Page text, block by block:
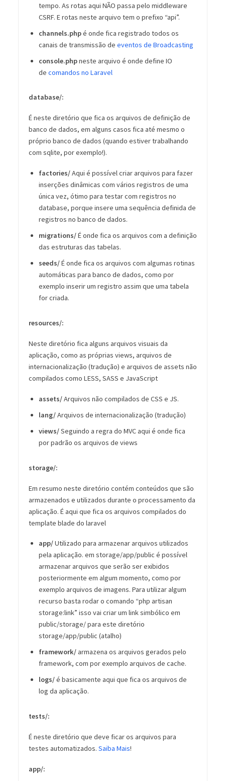
tempo. As rotas aqui NÃO passa pelo middleware
CSRF. E rotas neste arquivo tem o prefixo “api”.
channels.phpé onde fica registrado todos os
canais de transmissão de eventos de Broadcasting
console.phpneste arquivo é onde define IO
de comandos no Laravel
database/:
É neste diretório que fica os arquivos de definição de
banco de dados, em alguns casos fica até mesmo o
próprio banco de dados (quando estiver trabalhando
com sqlite, por exemplo!).
factories/Aqui é possível criar arquivos para fazer
inserções dinâmicas com vários registros de uma
única vez, ótimo para testar com registros no
database, porque insere uma sequência definida de
registros no banco de dados.
migrations/É onde fica os arquivos com a definição
das estruturas das tabelas.
seeds/É onde fica os arquivos com algumas rotinas
automáticas para banco de dados, como por
exemplo inserir um registro assim que uma tabela
for criada.
resources/:
Neste diretório fica alguns arquivos visuais da
aplicação, como as próprias views, arquivos de
internacionalização (tradução) e arquivos de assets não
compilados como LESS, SASS e JavaScript
assets/Arquivos não compilados de CSS e JS.
lang/Arquivos de internacionalização (tradução)
views/Seguindo a regra do MVC aqui é onde fica
por padrão os arquivos de views
storage/:
Em resumo neste diretório contém conteúdos que são
armazenados e utilizados durante o processamento da
aplicação. É aqui que fica os arquivos compilados do
template blade do laravel
app/Utilizado para armazenar arquivos utilizados
pela aplicação. em storage/app/public é possível
armazenar arquivos que serão ser exibidos
posteriormente em algum momento, como por
exemplo arquivos de imagens. Para utilizar algum
recurso basta rodar o comando “php artisan
storage:link” isso vai criar um link simbólico em
public/storage/ para este diretório
storage/app/public (atalho)
framework/armazena os arquivos gerados pelo
framework, com por exemplo arquivos de cache.
logs/é basicamente aqui que fica os arquivos de
log da aplicação.
tests/:
É neste diretório que deve ficar os arquivos para
testes automatizados. Saiba Mais!
app/: